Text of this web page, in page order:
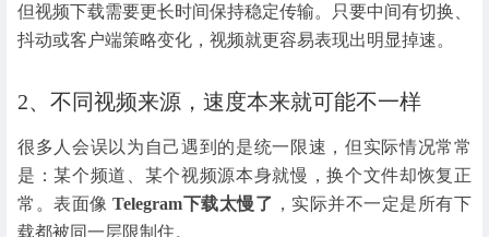
但视频下载需要更长时间保持稳定传输。只要中间有切换、
抖动或客户端策略变化，视频就更容易表现出明显掉速。
2、不同视频来源，速度本来就可能不一样
很多人会误以为自己遇到的是统一限速，但实际情况常常
是：某个频道、某个视频源本身就慢，换个文件却恢复正
常。表面像Telegram下载太慢了 ，实际并不一定是所有下
载都被同一层限制住。